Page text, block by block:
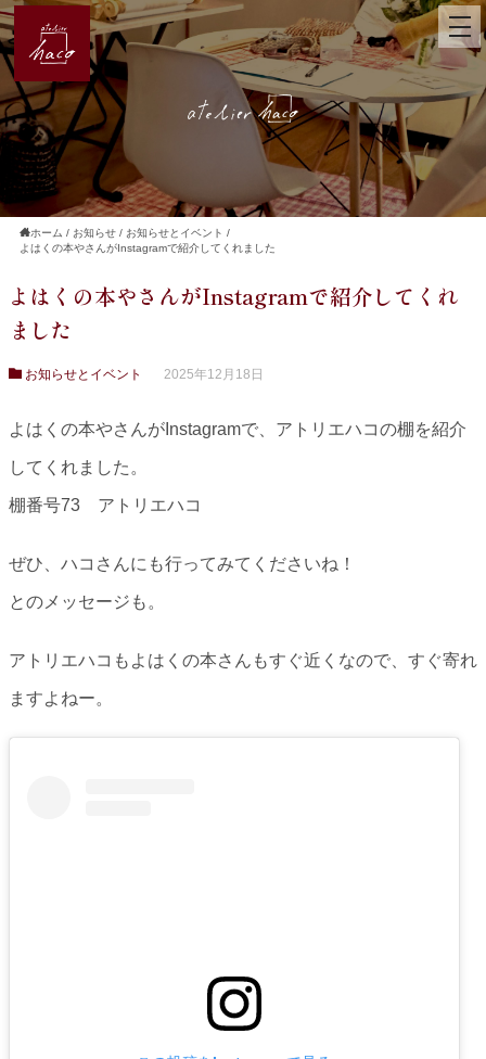
ホーム / お知らせ / お知らせとイベント /
よはくの本やさんがInstagramで紹介してくれました
よはくの本やさんがInstagramで紹介してくれ
ました
お知らせとイベント 2025年12月18日
よはくの本やさんがInstagramで、アトリエハコの棚を紹介
してくれました。
棚番号73 アトリエハコ
ぜひ、ハコさんにも行ってみてくださいね！
とのメッセージも。
アトリエハコもよはくの本さんもすぐ近くなので、すぐ寄れ
ますよねー。